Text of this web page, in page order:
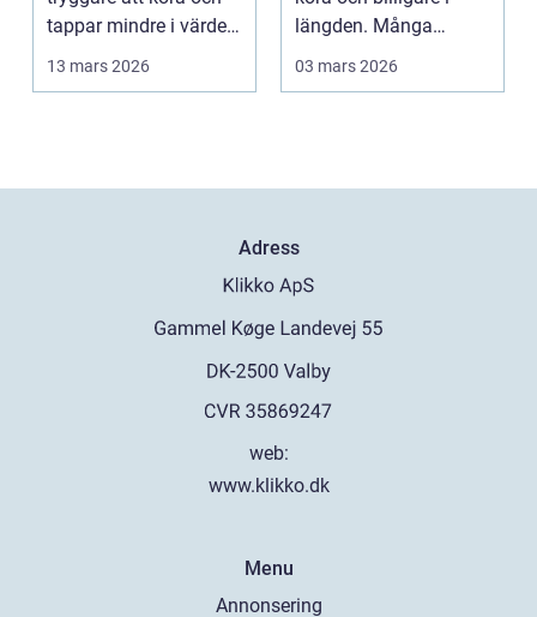
tappar mindre i värde.
13 mars 2026
längden. Många
03 mars 2026
Adress
web:
www.klikko.dk
Menu
Annonsering